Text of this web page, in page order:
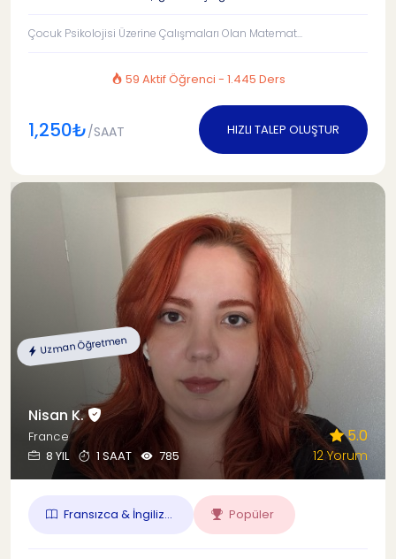
Çocuk Psikolojisi Üzerine Çalışmaları Olan Matemat...
59 Aktif Öğrenci - 1.445 Ders
1,250₺/SAAT HIZLI TALEP OLUŞTUR
Uzman Öğretmen
Nisan K.
France
8 YIL
1 SAAT 785
5.0
12 Yorum
Fransızca & İngiliz... Popüler